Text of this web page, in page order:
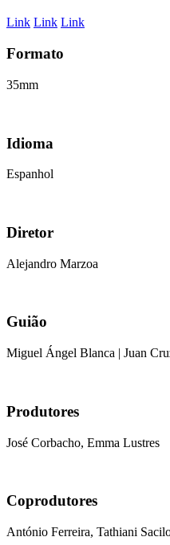
Link Link Link
Formato
35mm
Idioma
Espanhol
Diretor
Alejandro Marzoa
Guião
Miguel Ángel Blanca | Juan
Produtores
José Corbacho, Emma Lustres
Coprodutores
António Ferreira, Tathiani